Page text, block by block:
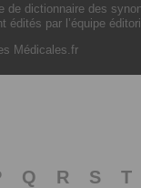
dictionnaire des
par l’équipe
Médicales.fr
Q R S T